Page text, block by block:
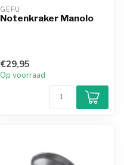
GEFU
Notenkraker Manolo
€29,95
Op voorraad